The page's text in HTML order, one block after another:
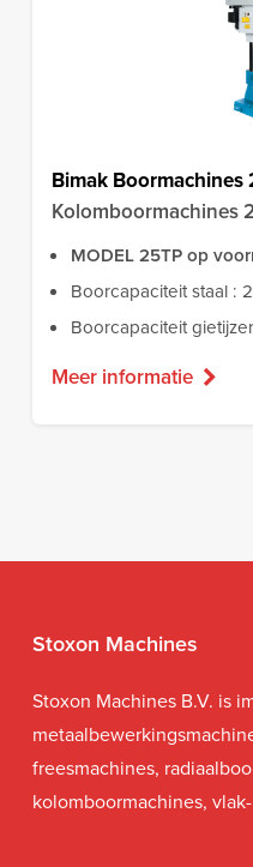
Bimak Boormachines
Kolomboormachines
MODEL 25TP op
Boorcapaciteit staal :
Boorcapaciteit
Meer informatie
Stoxon Machines
Stoxon Machines B.V. is
freesmachines,
kolomboormachines,